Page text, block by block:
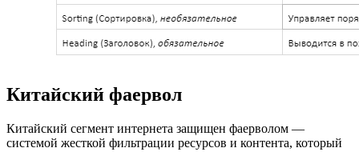
Китайский фаервол
Китайский сегмент интернета защищен фаерволом —
системой жесткой фильтрации ресурсов и контента, который